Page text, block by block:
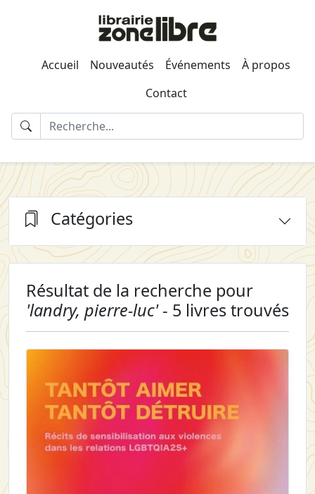
Accueil Nouveautés Événements
À propos
Contact
Catégories
Résultat de la recherche pour
'landry, pierre-luc'- 5 livres trouvés